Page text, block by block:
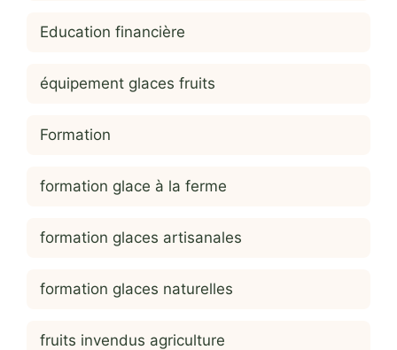
Education financière
équipement glaces fruits
Formation
formation glace à la ferme
formation glaces artisanales
formation glaces naturelles
fruits invendus agriculture